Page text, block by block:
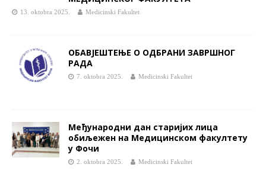
13. oktobra 2025. Medicinski Fakultet
ОБАВЈЕШТЕЊЕ О ОДБРАНИ ЗАВРШНОГ
РАДА
7. oktobra 2025. Medicinski Fakultet
Међународни дан старијих лица
обиљежен на Медицинском факултету
у Фочи
2. oktobra 2025. Medicinski Fakultet